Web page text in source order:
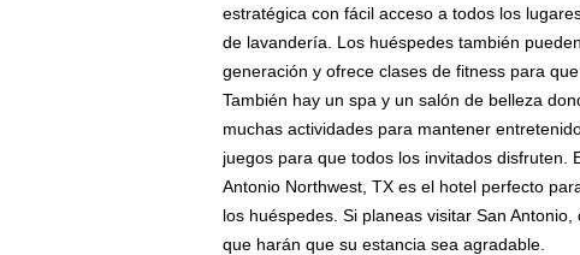
estratégica con fácil acceso a todos los
de lavandería. Los huéspedes también
generación y ofrece clases de fitness para
También hay un spa y un salón de belleza
muchas actividades para mantener
juegos para que todos los invitados disfruten.
Antonio Northwest, TX es el hotel perfecto
los huéspedes. Si planeas visitar San
que harán que su estancia sea agradable.